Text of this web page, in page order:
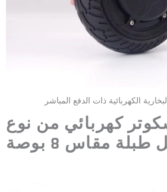
الكهربائية ذات الدفع المباشر
كهربائي من نوع
مقاس 8 بوصة